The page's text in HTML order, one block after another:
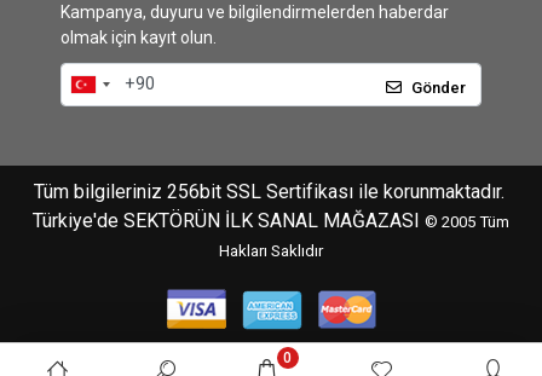
Kampanya, duyuru ve bilgilendirmelerden haberdar
olmak için kayıt olun.
Gönder
Tüm bilgileriniz 256bit SSL Sertifikası ile korunmaktadır.
Türkiye'de SEKTÖRÜN İLK SANAL MAĞAZASI © 2005 Tüm
Hakları Saklıdır
0